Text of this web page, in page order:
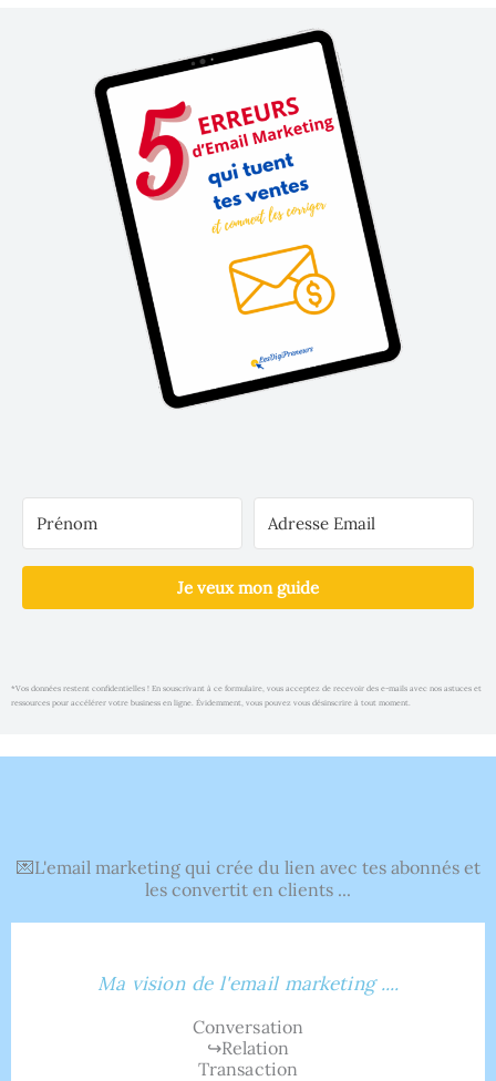
Je veux mon guide
*Vos données restent confidentielles ! En souscrivant à ce formulaire, vous acceptez de recevoir des e-mails avec nos astuces et
ressources pour accélérer votre business en ligne. Évidemment, vous pouvez vous désinscrire à tout moment.
💌L'email marketing qui crée du lien avec tes abonnés et
les convertit en clients ...
Ma vision de l'email marketing ....
Conversation
↪Relation
Transaction